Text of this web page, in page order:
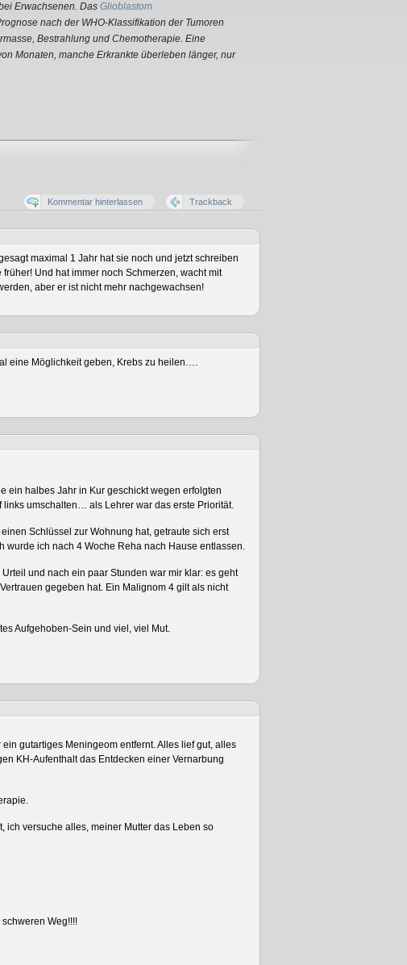
Erwachsenen. Das Glioblastom
nach der WHO-Klassifikation der Tumoren
Bestrahlung und Chemotherapie. Eine
Monaten, manche Erkrankte überleben länger, nur
Kommentar hinterlassen Trackback
maximal 1 Jahr hat sie noch und jetzt schreiben
Und hat immer noch Schmerzen, wacht mit
aber er ist nicht mehr nachgewachsen!
eine Möglichkeit geben, Krebs zu heilen….
ein halbes Jahr in Kur geschickt wegen erfolgten
links umschalten… als Lehrer war das erste Priorität.
Schlüssel zur Wohnung hat, getraute sich erst
wurde ich nach 4 Woche Reha nach Hause entlassen.
und nach ein paar Stunden war mir klar: es geht
gegeben hat. Ein Malignom 4 gilt als nicht
Aufgehoben-Sein und viel, viel Mut.
gutartiges Meningeom entfernt. Alles lief gut, alles
KH-Aufenthalt das Entdecken einer Vernarbung
ich versuche alles, meiner Mutter das Leben so
Weg!!!!